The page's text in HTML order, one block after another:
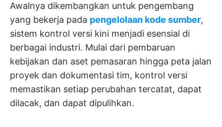
Awalnya dikembangkan untuk pengembang
yang bekerja pada pengelolaan kode sumber,
sistem kontrol versi kini menjadi esensial di
berbagai industri. Mulai dari pembaruan
kebijakan dan aset pemasaran hingga peta jalan
proyek dan dokumentasi tim, kontrol versi
memastikan setiap perubahan tercatat, dapat
dilacak, dan dapat dipulihkan.